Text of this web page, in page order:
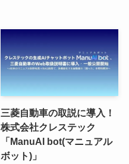
三菱自動車の取説に導入！
株式会社クレステック
「ManuAI bot(マニュアル
ボット)」